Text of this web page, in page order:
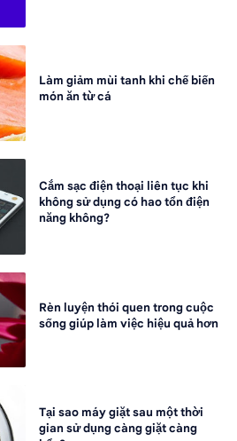
Làm giảm mùi tanh khi chế biến
món ăn từ cá
Cắm sạc điện thoại liên tục khi
không sử dụng có hao tổn điện
năng không?
Rèn luyện thói quen trong cuộc
sống giúp làm việc hiệu quả hơn
Tại sao máy giặt sau một thời
gian sử dụng càng giặt càng